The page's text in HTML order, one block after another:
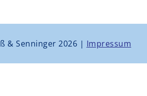
& Senninger 2026 | Impressum